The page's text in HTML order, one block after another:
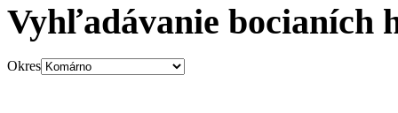
Vyhľadávanie bocianích
Okres